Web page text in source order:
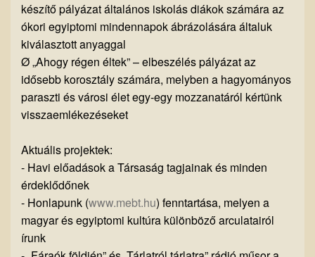
készítő pályázat általános iskolás diákok számára az
ókori egyiptomi mindennapok ábrázolására általuk
kiválasztott anyaggal
Ø „Ahogy régen éltek” – elbeszélés pályázat az
idősebb korosztály számára, melyben a hagyományos
paraszti és városi élet egy-egy mozzanatáról kértünk
visszaemlékezéseket
Aktuális projektek:
- Havi előadások a Társaság tagjainak és minden
érdeklődőnek
- Honlapunk (www.mebt.hu) fenntartása, melyen a
magyar és egyiptomi kultúra különböző arculatairól
írunk